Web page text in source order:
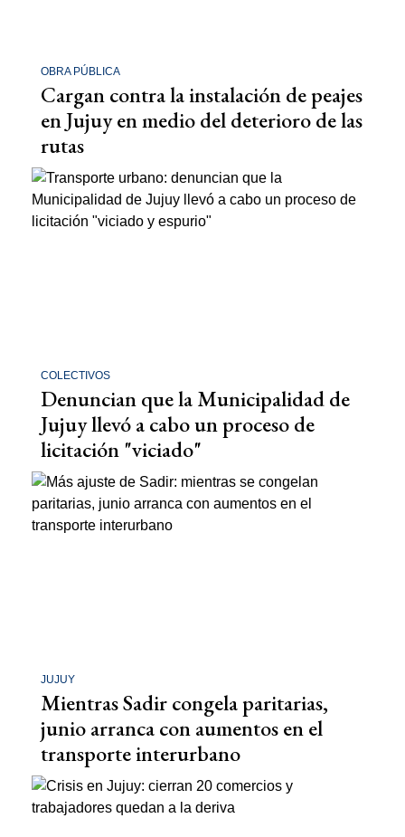
OBRA PÚBLICA
Cargan contra la instalación de peajes
en Jujuy en medio del deterioro de las
rutas
COLECTIVOS
Denuncian que la Municipalidad de
Jujuy llevó a cabo un proceso de
licitación "viciado"
JUJUY
Mientras Sadir congela paritarias,
junio arranca con aumentos en el
transporte interurbano